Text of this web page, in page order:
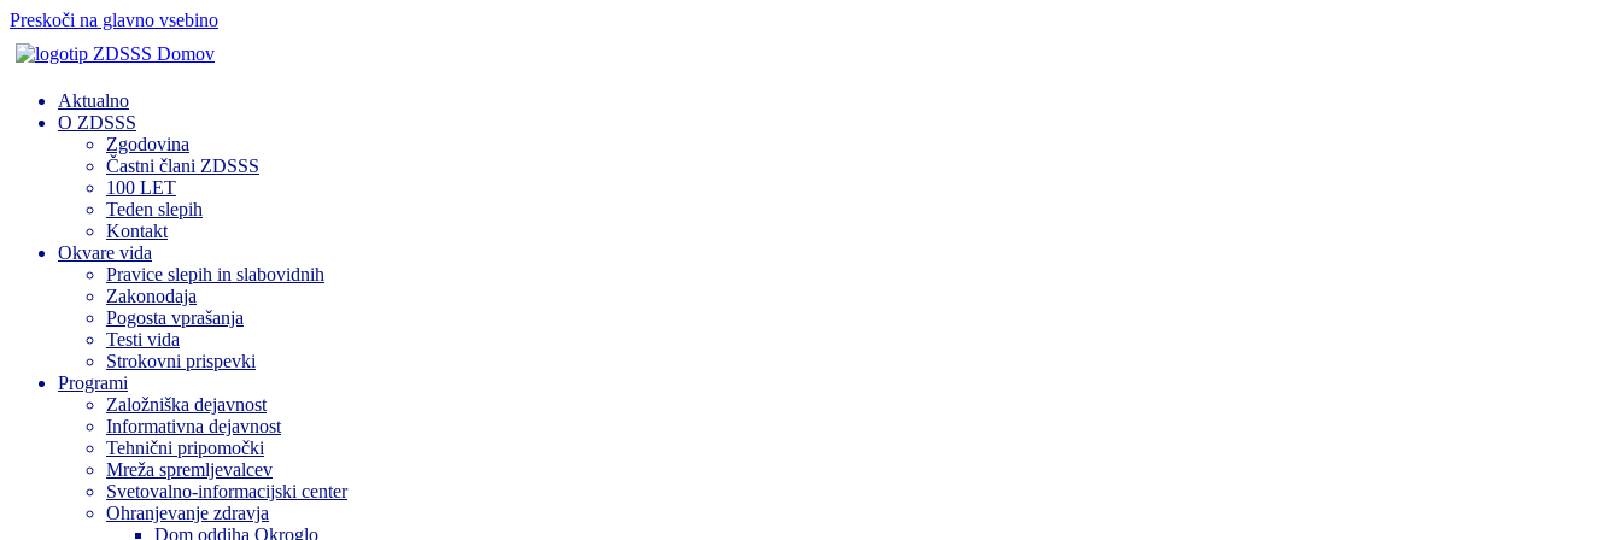
Preskoči na glavno vsebino
Domov
Aktualno
O ZDSSS
Zgodovina
Častni člani ZDSSS
100 LET
Teden slepih
Kontakt
Okvare vida
Pravice slepih in slabovidnih
Zakonodaja
Pogosta vprašanja
Testi vida
Strokovni prispevki
Programi
Založniška dejavnost
Informativna dejavnost
Tehnični pripomočki
Mreža spremljevalcev
Svetovalno-informacijski center
Ohranjevanje zdravja
Dom oddiha Okroglo